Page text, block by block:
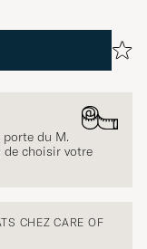
porte du M.
de choisir votre
CHEZ CARE OF